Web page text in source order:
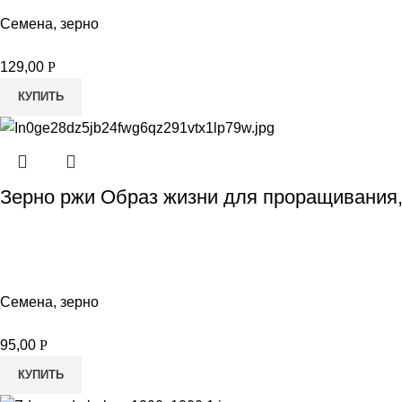
Семена, зерно
129,00 Р
КУПИТЬ
Зерно ржи Образ жизни для
Семена, зерно
95,00 Р
КУПИТЬ